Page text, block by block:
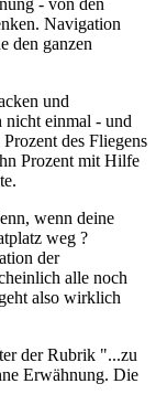
- von den
Navigation
den ganzen
und
nicht einmal - und
des Fliegens
Prozent mit Hilfe
wenn deine
weg ?
der
alle noch
also wirklich
der Rubrik "...zu
Erwähnung. Die